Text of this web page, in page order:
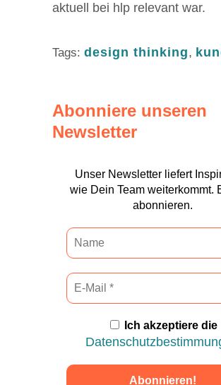
aktuell bei hlp relevant war.
Tags: design thinking,
Abonniere unseren
Newsletter
Unser Newsletter liefert
wie Dein Team weiterkommt.
abonnieren.
Ich akzeptiere die